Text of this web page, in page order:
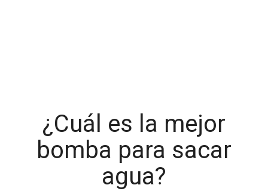
¿Cuál es la mejor
bomba para sacar
agua?